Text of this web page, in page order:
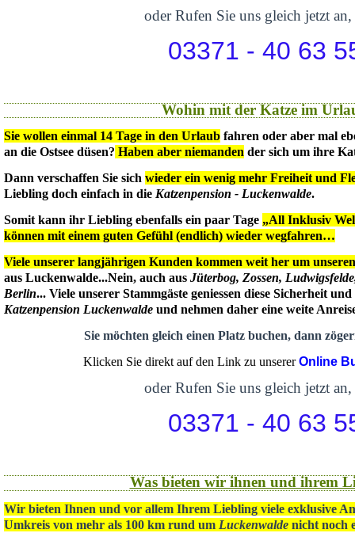
oder Rufen Sie uns gleich jetzt an,
03371 - 40 63
Wohin mit der Katze im
Sie wollen einmal 14 Tage in den Urlaub fahren oder aber mal
an die Ostsee düsen? Haben aber niemanden der sich um ihre
Dann verschaffen Sie sich wieder ein wenig mehr Freiheit und
Liebling doch einfach in die Katzenpension - Luckenwalde.
Somit kann ihr Liebling ebenfalls ein paar Tage „All Inklusiv
können mit einem guten Gefühl (endlich) wieder wegfahren…
Viele unserer langjährigen Kunden kommen weit her um
aus Luckenwalde...Nein, auch aus Jüterbog, Zossen,
Berlin... Viele unserer Stammgäste geniessen diese Sicherheit
Katzenpension Luckenwalde und nehmen daher eine weite
Sie möchten gleich einen Platz buchen, dann
Klicken Sie direkt auf den Link zu unsererOnline
oder Rufen Sie uns gleich jetzt an,
03371 - 40 63
Was bieten wir ihnen und ihrem
Wir bieten Ihnen und vor allem Ihrem Liebling viele exklusive
Umkreis von mehr als 100 km rund um Luckenwalde nicht noch